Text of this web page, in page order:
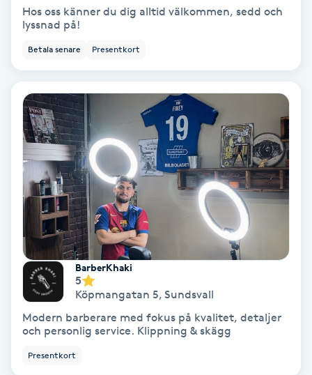
Färgning
Gel naglar
Gelenaglar
Gellack
Gellack med förstärkning
Gravidmassage
Hos oss känner du dig alltid välkommen, sedd och
lyssnad på!
Betala senare Presentkort
BarberKhaki
5
Köpmangatan 5, Sundsvall
Modern barberare med fokus på kvalitet, detaljer
och personlig service. Klippning & skägg
Presentkort